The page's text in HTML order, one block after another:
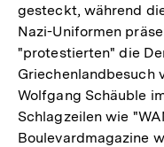
gesteckt, während
Nazi-Uniformen
"protestierten" die
Griechenlandbesuch
Wolfgang Schäuble
Schlagzeilen wie
Boulevardmagazine